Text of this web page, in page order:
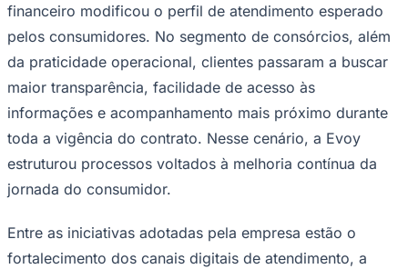
financeiro modificou o perfil de atendimento esperado
pelos consumidores. No segmento de consórcios, além
da praticidade operacional, clientes passaram a buscar
maior transparência, facilidade de acesso às
informações e acompanhamento mais próximo durante
toda a vigência do contrato. Nesse cenário, a Evoy
estruturou processos voltados à melhoria contínua da
jornada do consumidor.
Entre as iniciativas adotadas pela empresa estão o
fortalecimento dos canais digitais de atendimento, a